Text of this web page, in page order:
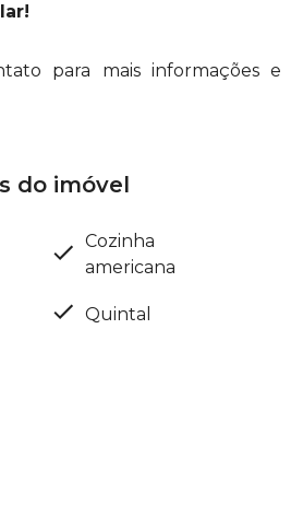
para mais informações e
do imóvel
Cozinha
americana
Quintal